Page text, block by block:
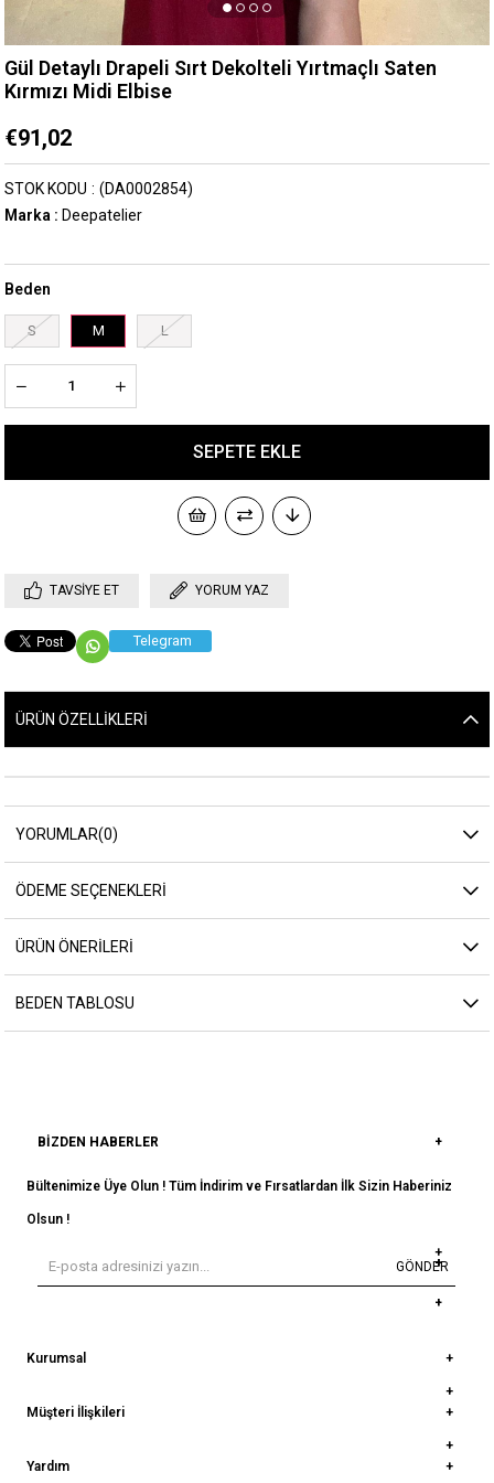
Gül Detaylı Drapeli Sırt Dekolteli Yırtmaçlı Saten
Kırmızı Midi Elbise
€91,02
(DA0002854)
STOK KODU
Marka : Deepatelier
Beden
S M L
TAVSIYE ET YORUM YAZ
Telegram
ÜRÜN ÖZELLIKLERI
YORUMLAR(0)
ÖDEME SEÇENEKLERI
ÜRÜN ÖNERILERI
BEDEN TABLOSU
BIZDEN HABERLER
Bültenimize Üye Olun ! Tüm İndirim ve Fırsatlardan İlk Sizin Haberiniz
Olsun !
GÖNDER
Kurumsal
Müşteri İlişkileri
Yardım